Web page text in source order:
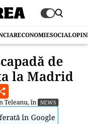
ECONOMIESOCIAL
de
la Madrid
Teleanu, în NEWS
în Google